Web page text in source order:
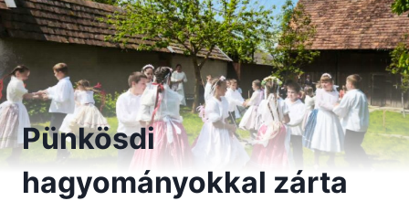
Pünkösdi
hagyományokkal zárta